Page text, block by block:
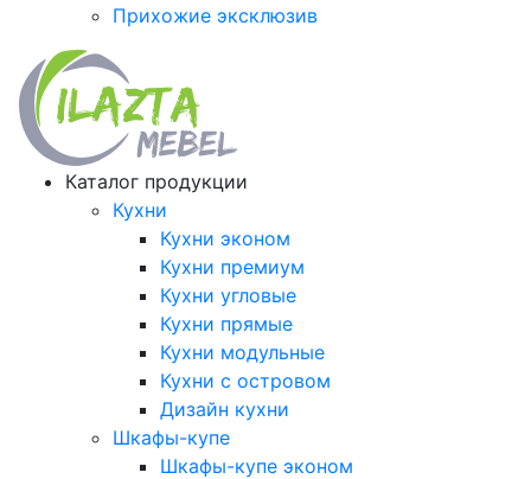
Прихожие эксклюзив
Каталог продукции
Кухни
Кухни эконом
Кухни премиум
Кухни угловые
Кухни прямые
Кухни модульные
Кухни с островом
Дизайн кухни
Шкафы-купе
Шкафы-купе эконом